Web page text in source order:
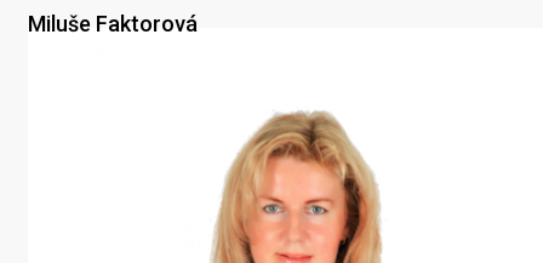
Miluše Faktorová